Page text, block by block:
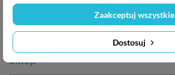
Dostosuj
Zaakceptuj wszystkie
Zakupy
Sklep